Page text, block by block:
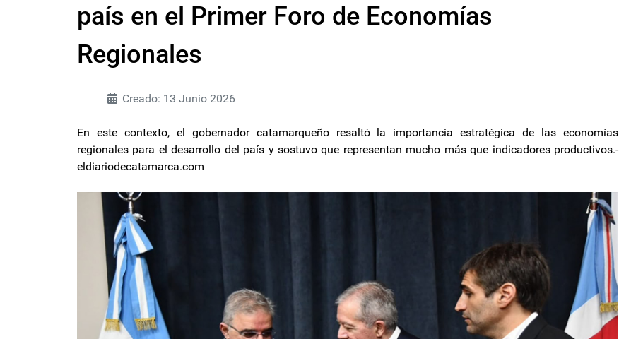
país en el Primer Foro de Economías
Regionales
Creado: 13 Junio 2026
En este contexto, el gobernador catamarqueño resaltó la importancia estratégica de las economías
regionales para el desarrollo del país y sostuvo que representan mucho más que indicadores productivos.-
eldiariodecatamarca.com